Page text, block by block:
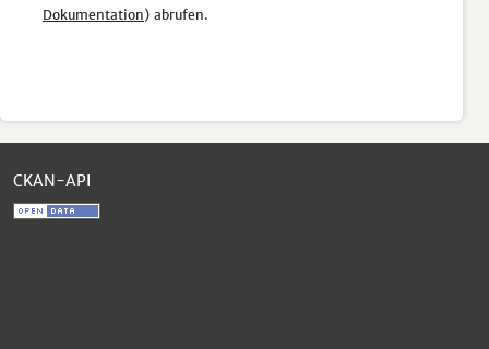
Dokumentation) abrufen.
CKAN-API